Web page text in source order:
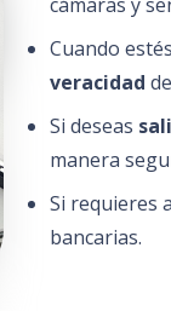
Cuando
veracidad
Si deseas
manera
Si requieres
bancarias.